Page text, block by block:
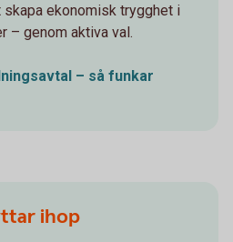
skapa ekonomisk trygghet i
– genom aktiva val.
– så funkar
ihop